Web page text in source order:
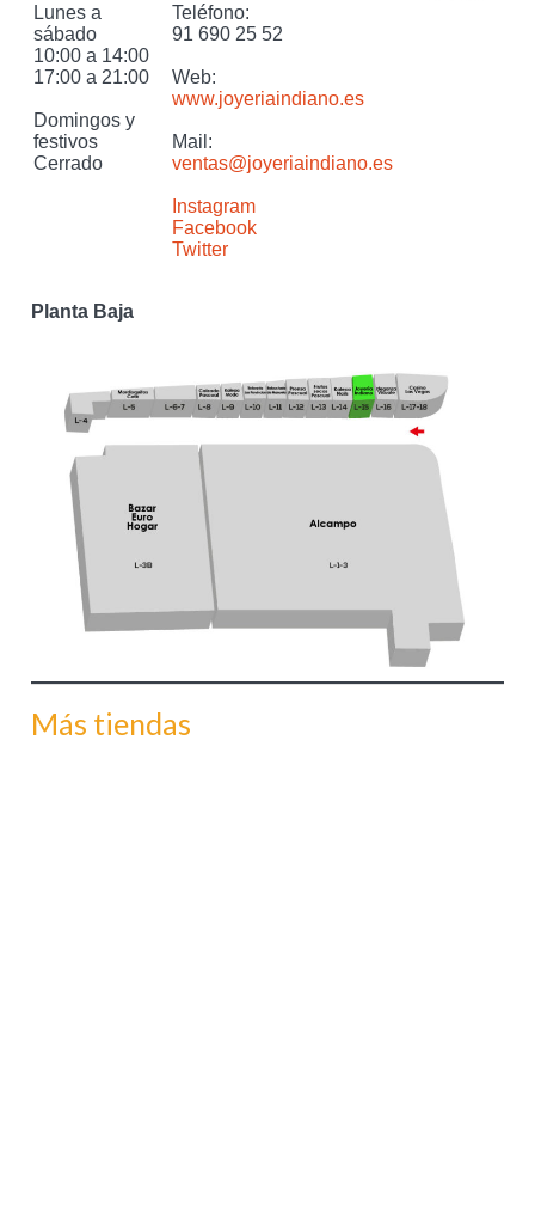
Lunes a
sábado
10:00 a 14:00
17:00 a 21:00
Domingos y
festivos
Cerrado
Teléfono:
91 690 25 52
Web:
www.joyeriaindiano.es
Mail:
ventas@joyeriaindiano.es
Instagram
Facebook
Twitter
Planta Baja
Más tiendas